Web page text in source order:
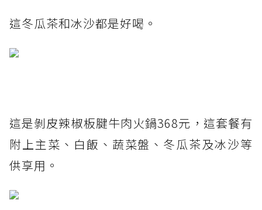
這冬瓜茶和冰沙都是好喝。
這是剝皮辣椒板腱牛肉火鍋368元，這套餐有
附上主菜、白飯、蔬菜盤、冬瓜茶及冰沙等
供享用。